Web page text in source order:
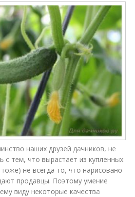
наших друзей дачников, не
с тем, что вырастает из купленных
не всегда то, что нарисовано
продавцы. Поэтому умение
виду некоторые качества